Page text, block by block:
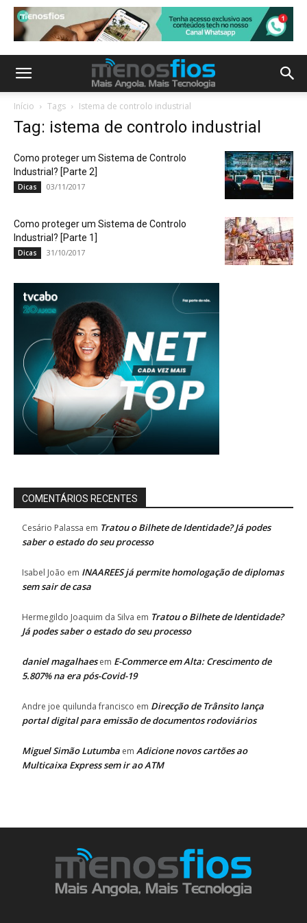
Início Tags Istema de controlo industrial
Tag: istema de controlo industrial
Como proteger um Sistema de Controlo
Industrial? [Parte 2]
Dicas 03/11/2017
Como proteger um Sistema de Controlo
Industrial? [Parte 1]
Dicas 31/10/2017
COMENTÁRIOS RECENTES
Cesário Palassa em Tratou o Bilhete de Identidade? Já podes
saber o estado do seu processo
Isabel João em INAAREES já permite homologação de diplomas
sem sair de casa
Hermegildo Joaquim da Silva em Tratou o Bilhete de Identidade?
Já podes saber o estado do seu processo
daniel magalhaesem E-Commerce em Alta: Crescimento de
5.807% na era pós-Covid-19
Andre joe quilunda francisco em Direcção de Trânsito lança
portal digital para emissão de documentos rodoviários
Miguel Simão Lutumba em Adicione novos cartões ao
Multicaixa Express sem ir ao ATM